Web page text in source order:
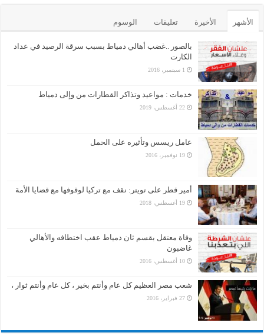
الأشهر الأخيرة تعليقات الوسوم
بالصور ..غضب أهالي دمياط بسبب سرقة الرصيد في عداد
الكارت
1 سبتمبر، 2016
خدمات : مواعيد وتذاكر القطارات من وإلى دمياط
22 أغسطس، 2019
عامل ريسس وتأثيره على الحمل
19 نوفمبر، 2016
أمير قطر على تويتر: نقف مع تركيا لوقوفها مع قضايا الأمة
19 أغسطس، 2018
وفاة معتقل بقسم ثان دمياط عقب اختطافه والأهالي
غاضبون
10 أغسطس، 2016
شعب مصر العظيم كل عام وأنتم بخير ، كل عام وأنتم ثوار ،
27 فبراير، 2016